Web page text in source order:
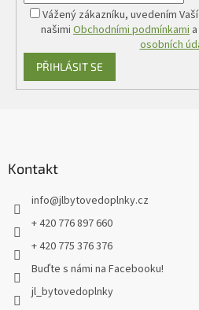
Vážený zákazníku, uvedením
našimi Obchodními podmínkami a
osobních
PŘIHLÁSIT SE
Kontakt
info@jlbytovedoplnky.cz
+ 420 776 897 660
+ 420 775 376 376
Buďte s námi na Facebooku!
jl_bytovedoplnky